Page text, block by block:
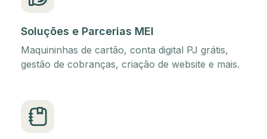
Soluções e Parcerias MEI
Maquininhas de cartão, conta digital PJ grátis,
gestão de cobranças, criação de website e mais.